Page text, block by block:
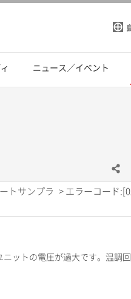
ニュース／イベント
トサンプラ > エラーコード
ットの電圧が過大です。温調